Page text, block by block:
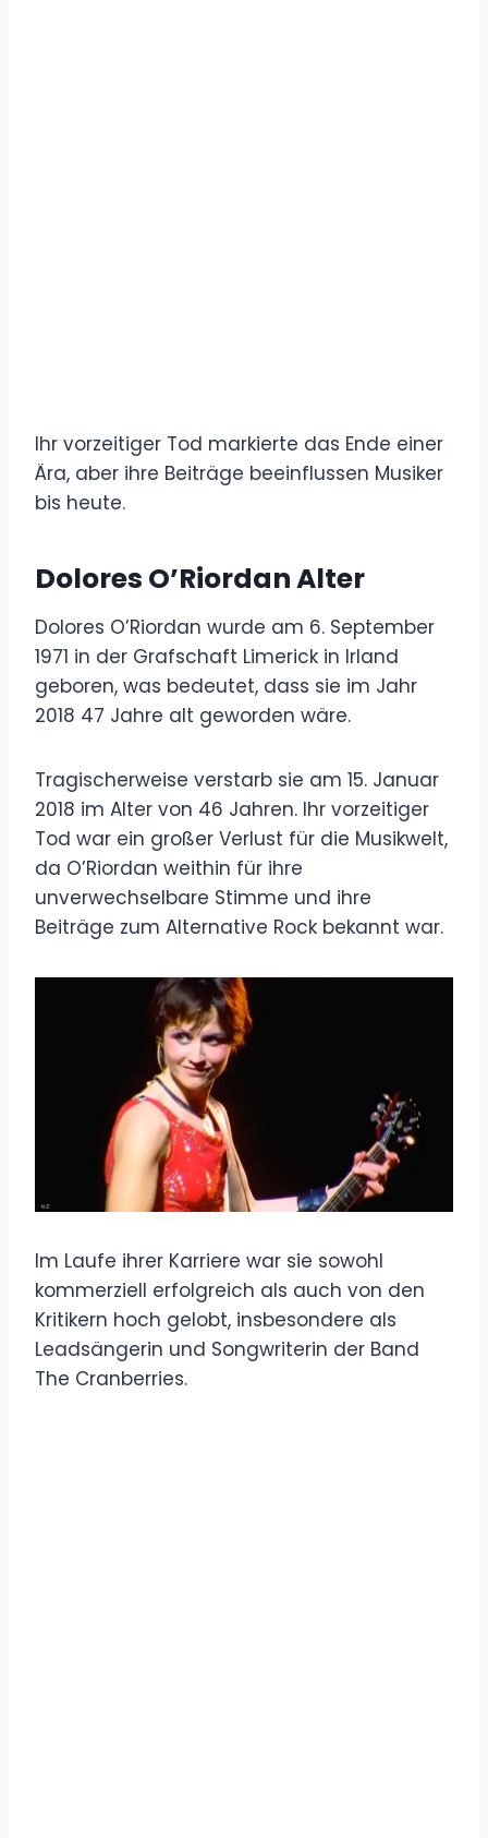
Ihr vorzeitiger Tod markierte das Ende einer
Ära, aber ihre Beiträge beeinflussen Musiker
bis heute.
Dolores O’Riordan Alter
Dolores O’Riordan wurde am 6. September
1971 in der Grafschaft Limerick in Irland
geboren, was bedeutet, dass sie im Jahr
2018 47 Jahre alt geworden wäre.
Tragischerweise verstarb sie am 15. Januar
2018 im Alter von 46 Jahren. Ihr vorzeitiger
Tod war ein großer Verlust für die Musikwelt,
da O’Riordan weithin für ihre
unverwechselbare Stimme und ihre
Beiträge zum Alternative Rock bekannt war.
Im Laufe ihrer Karriere war sie sowohl
kommerziell erfolgreich als auch von den
Kritikern hoch gelobt, insbesondere als
Leadsängerin und Songwriterin der Band
The Cranberries.